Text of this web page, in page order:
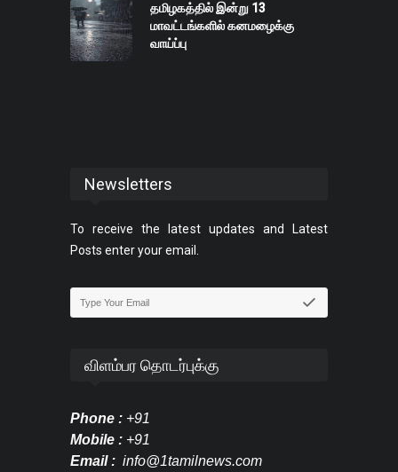
தமிழகத்தில் இன்று 13
மாவட்டங்களில் கனமழைக்கு
வாய்ப்பு
Newsletters
To receive the latest updates and Latest
Posts enter your email.
விளம்பர தொடர்புக்கு
Phone : +91
Mobile : +91
Email : info@1tamilnews.com